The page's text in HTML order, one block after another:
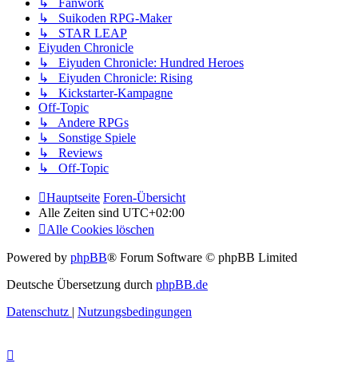
↳ Fanwork
↳ Suikoden RPG-Maker
↳ STAR LEAP
Eiyuden Chronicle
↳ Eiyuden Chronicle: Hundred Heroes
↳ Eiyuden Chronicle: Rising
↳ Kickstarter-Kampagne
Off-Topic
↳ Andere RPGs
↳ Sonstige Spiele
↳ Reviews
↳ Off-Topic
Hauptseite Foren-Übersicht
Alle Zeiten sind UTC+02:00
Alle Cookies löschen
Powered by phpBB® Forum Software © phpBB Limited
Deutsche Übersetzung durch phpBB.de
Datenschutz | Nutzungsbedingungen